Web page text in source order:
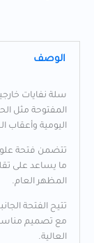
الوصف
سلة نفايات
المفتوحة مثل
اليومية وأعقاب
تتضمن فتحة
ما يساعد على
المظهر العام.
تتيح الفتحة
مع تصميم مناسب
العالية.